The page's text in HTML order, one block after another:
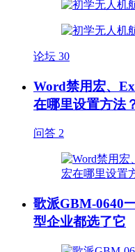
论坛 30
Word禁用宏、
在哪里设置方法
问答 2
歌派GBM-0640
型企业都选了它